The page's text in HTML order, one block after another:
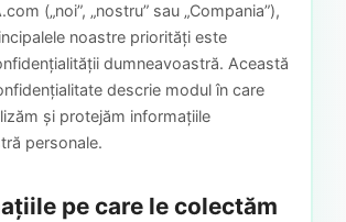
(„noi”, „nostru” sau „Compania”),
noastre priorități este
dumneavoastră. Această
descrie modul în care
și protejăm informațiile
personale.
pe care le colectăm